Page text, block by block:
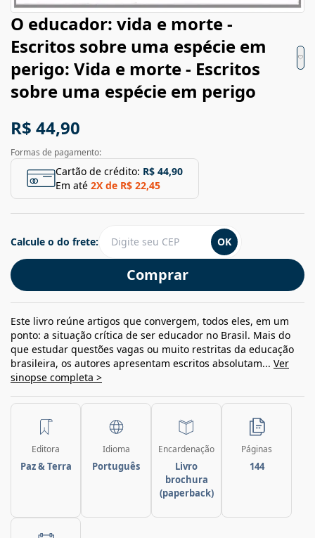
O educador: vida e morte -
Escritos sobre uma espécie em
perigo: Vida e morte - Escritos
sobre uma espécie em perigo
R$ 44,90
Formas de pagamento:
Cartão de crédito: R$ 44,90
Em até 2X de R$ 22,45
Comprar
Calcule o do frete: OK
Este livro reúne artigos que convergem, todos eles, em um
ponto: a situação crítica de ser educador no Brasil. Mais do
que estudar questões vagas ou muito restritas da educação
brasileira, os autores apresentam escritos absolutam... Ver
sinopse completa >
Editora
Paz & Terra
Idioma
Português
Encardenação
Livro
brochura
(paperback)
Páginas
144